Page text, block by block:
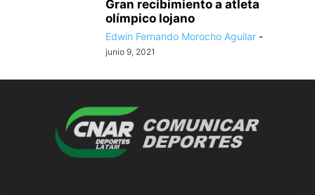
Gran recibimiento a atleta
olímpico lojano
Edwin Fernando Morocho Aguilar -
junio 9, 2021